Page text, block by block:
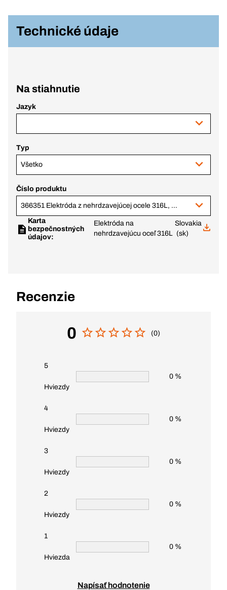
Technické údaje
Na stiahnutie
Jazyk
Typ
Všetko
Číslo produktu
366351 Elektróda z nehrdzavejúcej ocele 316L, 2,5x300 mm
Karta
bezpečnostných
údajov:
Elektróda na
nehrdzavejúcu oceľ 316L
Slovakia
(sk)
Recenzie
0 (0)
5
Hviezdy
0 %
4
Hviezdy
0 %
3
Hviezdy
0 %
2
Hviezdy
0 %
1
Hviezda
0 %
Napísať hodnotenie